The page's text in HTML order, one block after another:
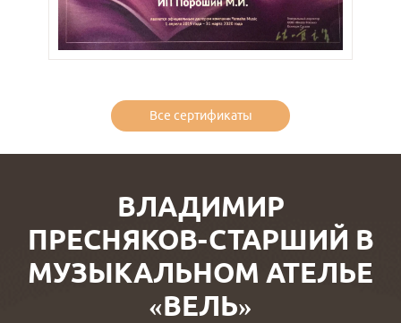
Все сертификаты
ВЛАДИМИР
ПРЕСНЯКОВ-СТАРШИЙ В
МУЗЫКАЛЬНОМ АТЕЛЬЕ
«ВЕЛЬ»